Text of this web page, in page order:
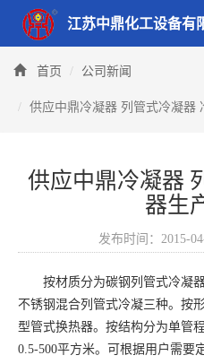
江苏中鼎化工设备有
首页 公司新闻
供应中鼎冷凝器 列管式冷凝器
供应中鼎冷凝器
器生
发布时间：2015-
按材质分为碳钢列管式冷凝器
不锈钢混合列管式冷凝三种。按
型管式换热器。按结构分为单管
0.5-500平方米。可根据用户需要